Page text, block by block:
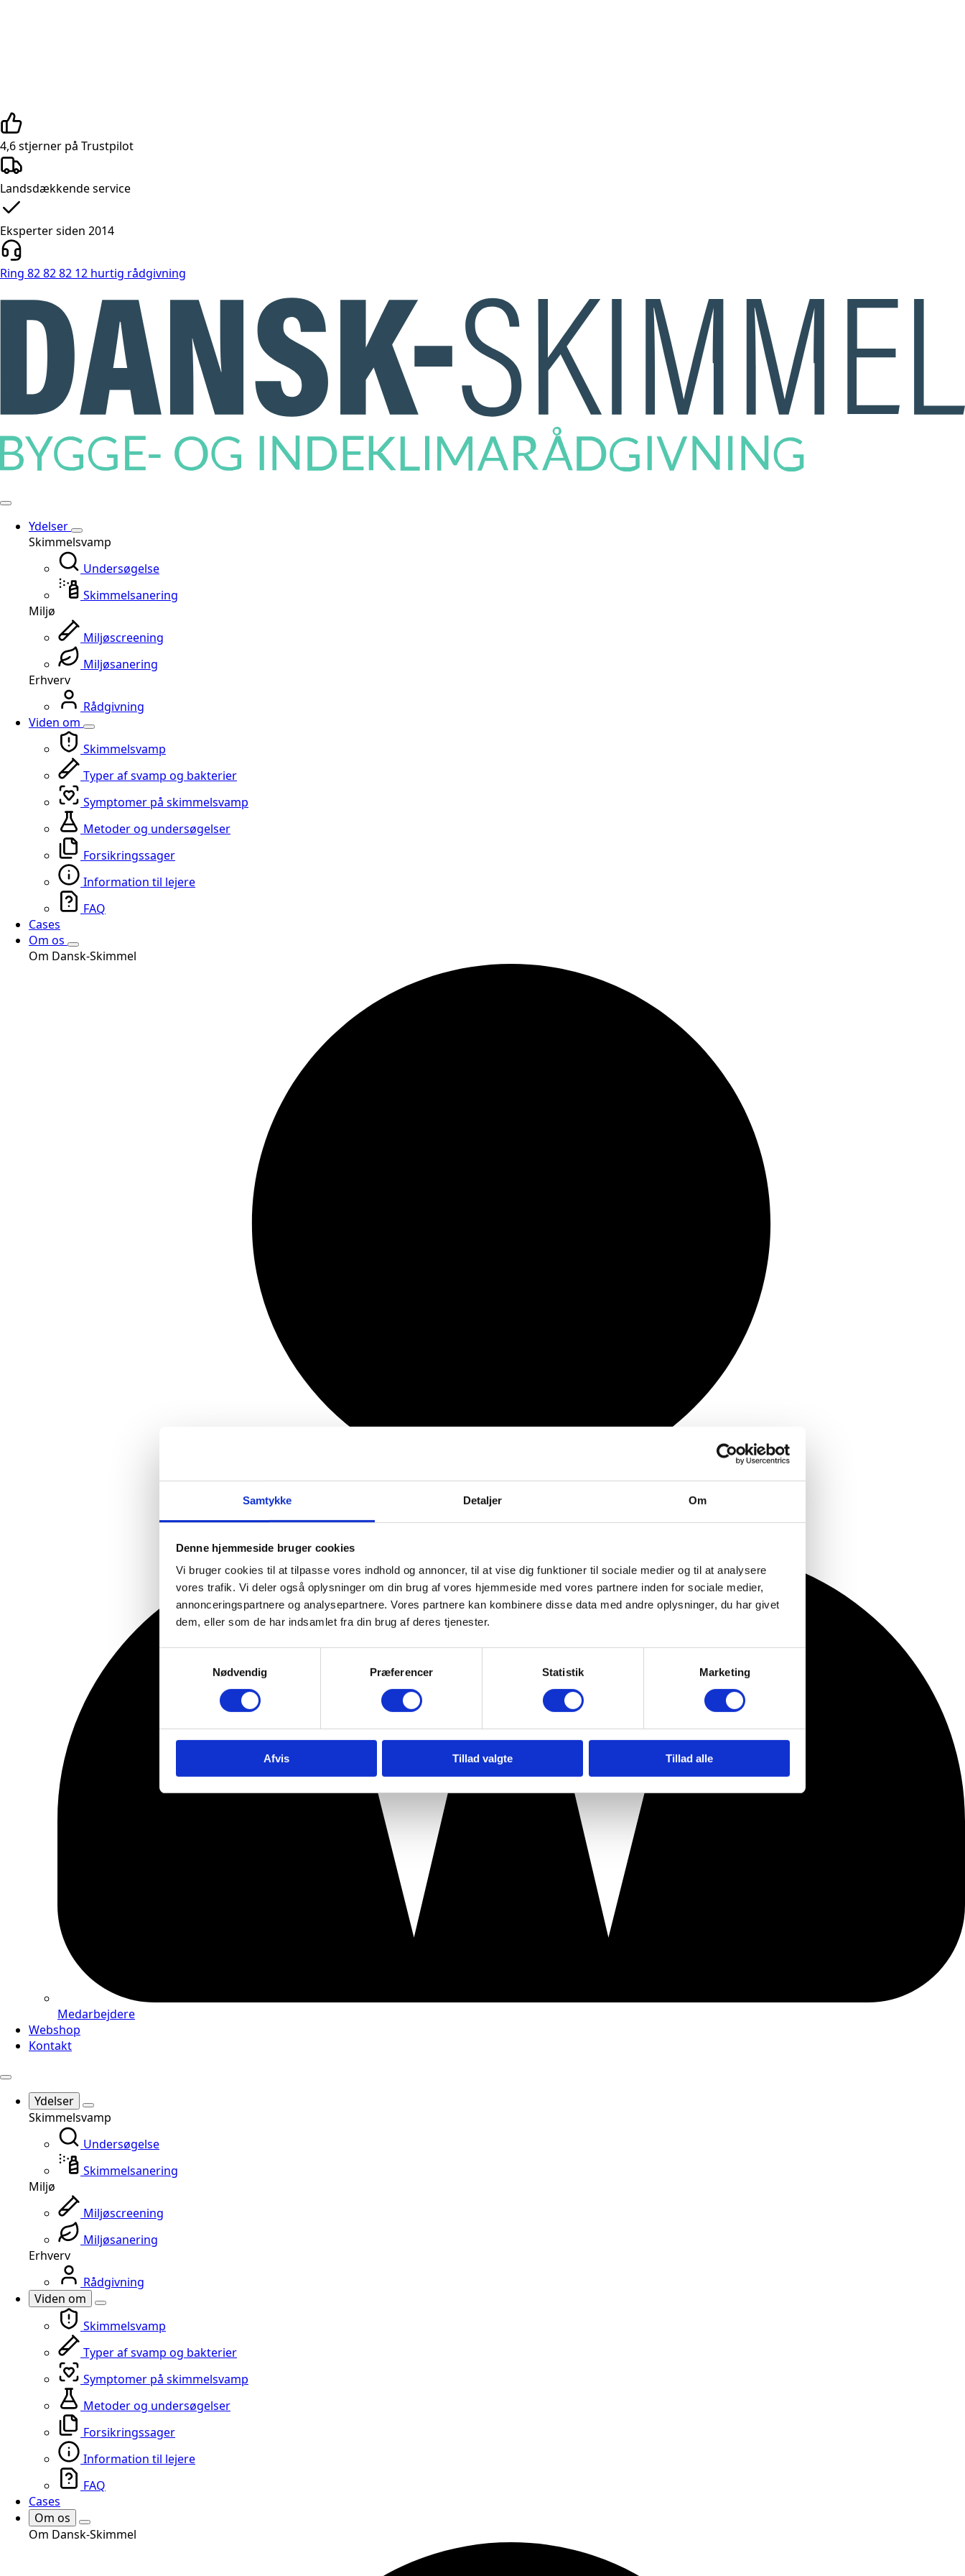
Samtykke Detaljer Om
Denne hjemmeside bruger cookies
Vi bruger cookies til at tilpasse vores indhold og annoncer, til at vise dig funktioner til sociale medier og til at analysere
vores trafik. Vi deler også oplysninger om din brug af vores hjemmeside med vores partnere inden for sociale medier,
annonceringspartnere og analysepartnere. Vores partnere kan kombinere disse data med andre oplysninger, du har givet
dem, eller som de har indsamlet fra din brug af deres tjenester.
Nødvendig
Præferencer Statistik Marketing
Afvis Tillad valgte Tillad alle
4,6 stjerner på Trustpilot
Landsdækkende service
Eksperter siden 2014
Ring 82 82 82 12 hurtig rådgivning
Ydelser
Skimmelsvamp
Undersøgelse
Skimmelsanering
Miljø
Miljøscreening
Miljøsanering
Erhverv
Rådgivning
Viden om
Skimmelsvamp
Typer af svamp og bakterier
Symptomer på skimmelsvamp
Metoder og undersøgelser
Forsikringssager
Information til lejere
FAQ
Cases
Om os
Om Dansk-Skimmel
Medarbejdere
Webshop
Kontakt
Ydelser
Skimmelsvamp
Undersøgelse
Skimmelsanering
Miljø
Miljøscreening
Miljøsanering
Erhverv
Rådgivning
Viden om
Skimmelsvamp
Typer af svamp og bakterier
Symptomer på skimmelsvamp
Metoder og undersøgelser
Forsikringssager
Information til lejere
FAQ
Cases
Om os
Om Dansk-Skimmel